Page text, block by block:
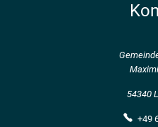
54340
+49